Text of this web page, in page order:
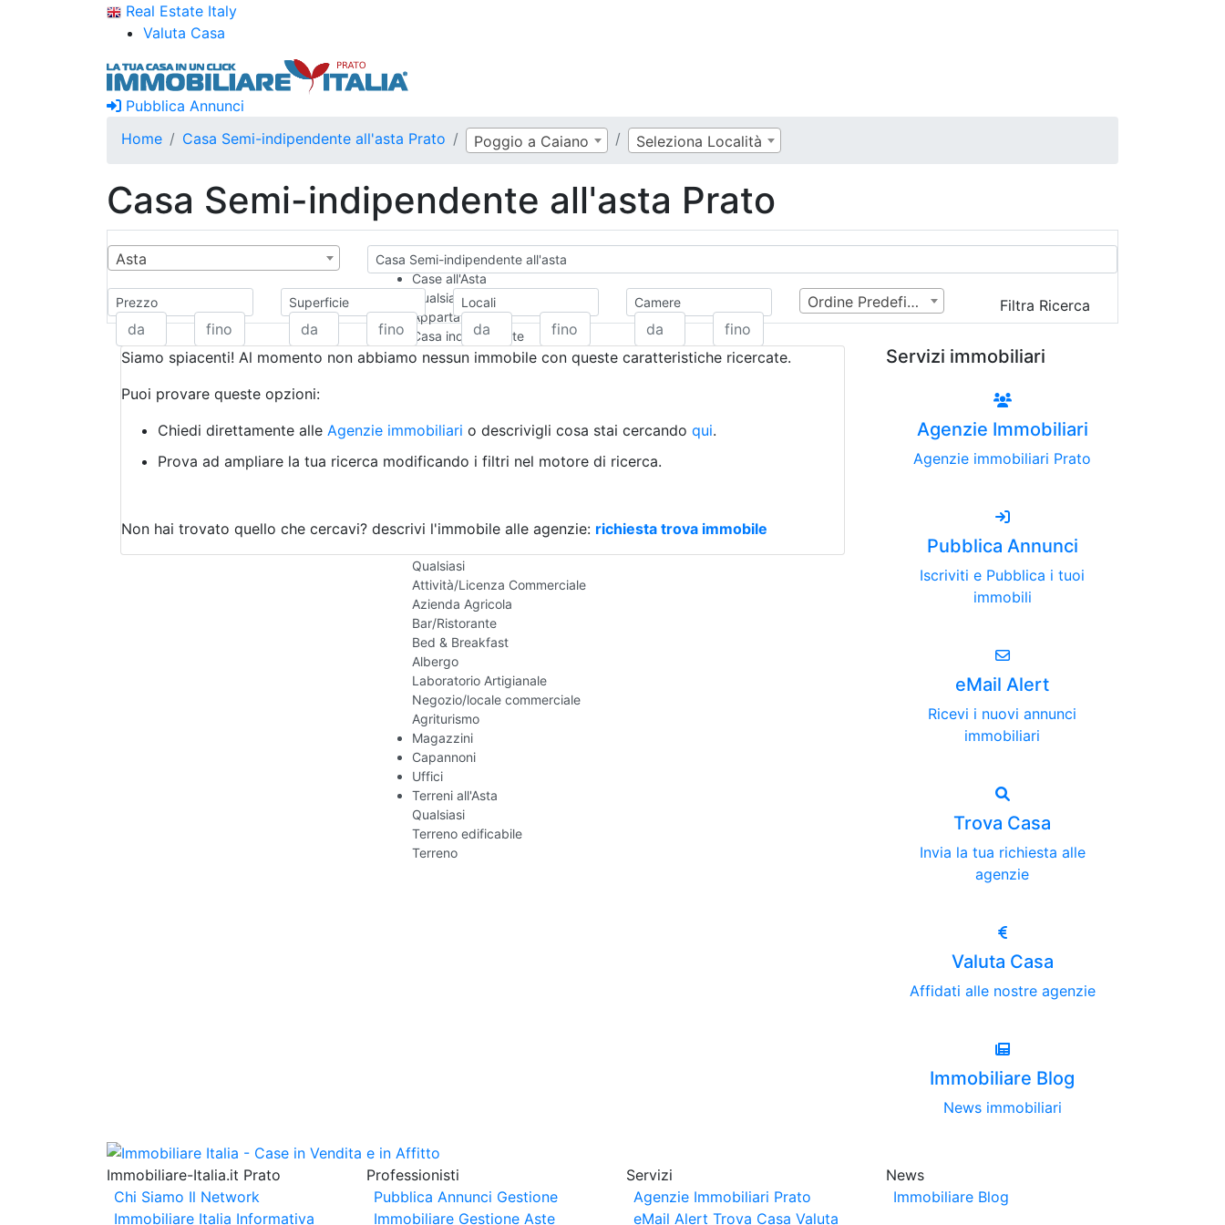
Real Estate Italy
Valuta Casa
Pubblica Annunci
Home
Casa Semi-indipendente all'asta Prato Poggio a Caiano Seleziona Località
Casa Semi-indipendente all'asta Prato
Asta
Casa Semi-indipendente all'asta
Case all'Asta
Qualsiasi
Appartamento
Casa indipendente
Casa Semi-indipendente
Rustico/Casale
Camera d'Albergo
Box/Garage
Qualsiasi
Attività/Licenza Commerciale
Azienda Agricola
Bar/Ristorante
Bed & Breakfast
Albergo
Laboratorio Artigianale
Negozio/locale commerciale
Agriturismo
Magazzini
Capannoni
Uffici
Terreni all'Asta
Qualsiasi
Terreno edificabile
Terreno
Prezzo Superficie Locali Camere Ordine Predefinito Filtra Ricerca
Siamo spiacenti! Al momento non abbiamo nessun immobile con queste caratteristiche ricercate.
Puoi provare queste opzioni:
Chiedi direttamente alle Agenzie immobiliari o descrivigli cosa stai cercando qui.
Prova ad ampliare la tua ricerca modificando i filtri nel motore di ricerca.
Non hai trovato quello che cercavi? descrivi l'immobile alle agenzie: richiesta trova immobile
Servizi immobiliari
Agenzie Immobiliari
Agenzie immobiliari Prato
Pubblica Annunci
Iscriviti e Pubblica i tuoi
immobili
eMail Alert
Ricevi i nuovi annunci
immobiliari
Trova Casa
Invia la tua richiesta alle
agenzie
Valuta Casa
Affidati alle nostre agenzie
Immobiliare Blog
News immobiliari
Immobiliare-Italia.it Prato
Chi Siamo Il Network
Immobiliare Italia Informativa
Professionisti
Pubblica Annunci Gestione
Immobiliare Gestione Aste
Servizi
Agenzie Immobiliari Prato
eMail Alert Trova Casa Valuta
News
Immobiliare Blog